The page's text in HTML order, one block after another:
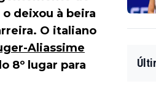
deixou à beira
O italiano
Aliassime
8º lugar para